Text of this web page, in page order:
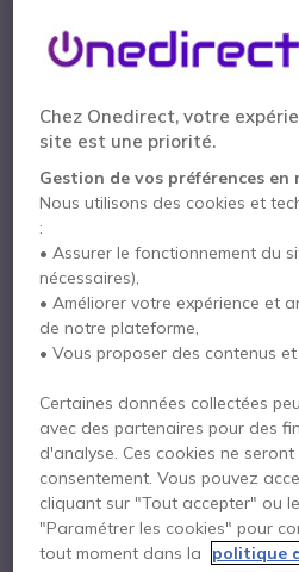
Description
Casque sans fil Bluetooth
de charge
Le casque professionnel
Nomad permet de bienvous
69% des travailleurs, le bruit
bureaux ouverts a un impact
productivité. Avec ce casque,
quand vous en avez besoin,
Cette version estoptimisée
paramétrées, il est compatible
softphones du marché.
Chez Onedirect, votre
site est une priorité.
Gestion de vos préférences en
Nous utilisons des cookies et
:
• Assurer le fonctionnement du
nécessaires),
• Améliorer votre expérience et
de notre plateforme,
• Vous proposer des contenus
Certaines données collectées
avec des partenaires pour des
d'analyse. Ces cookies ne
consentement. Vous pouvez
cliquant sur "Tout accepter" ou
"Paramétrer les cookies" pour
tout moment dans la
politique